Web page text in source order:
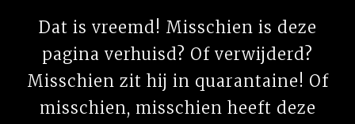
Dat is vreemd! Misschien is deze
pagina verhuisd? Of verwijderd?
Misschien zit hij in quarantaine! Of
misschien, misschien heeft deze